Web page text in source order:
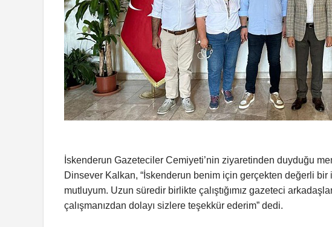
İskenderun Gazeteciler Cemiyeti’nin ziyaretinden duyduğu
Dinsever Kalkan, “İskenderun benim için gerçekten değerli
mutluyum. Uzun süredir birlikte çalıştığımız gazeteci
çalışmanızdan dolayı sizlere teşekkür ederim” dedi.